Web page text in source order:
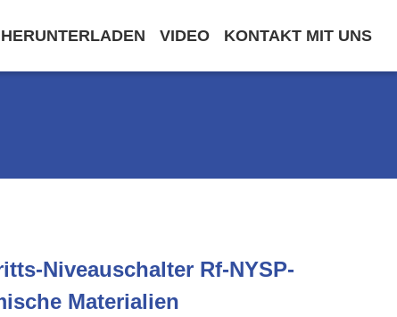
HERUNTERLADEN VIDEO KONTAKT MIT UNS
Niveauschalter Rf-NYSP-
Materialien